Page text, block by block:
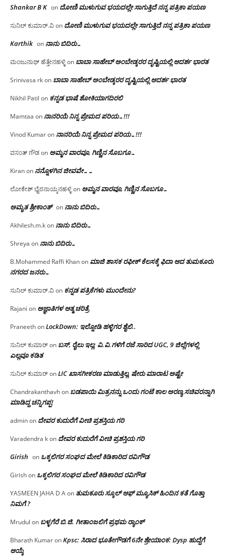
Shankar B K on ದೋಣಿ ಮುಳುಗುವ ಭಯದಲ್ಲೇ ಸಾಗುತ್ತಿದೆ ನನ್ನ ಪತ್ರಿಕಾ ಪಯಣ
ಸುನಿಲ್ ಕುಮಾರ್.ವಿon ದೋಣಿ ಮುಳುಗುವ ಭಯದಲ್ಲೇ ಸಾಗುತ್ತಿದೆ ನನ್ನ ಪತ್ರಿಕಾ ಪಯಣ
Karthik on ನಾನು ಬಿದಿರು…
ಮಂಜುನಾಥ್ ಹೆತ್ತೇನಹಳ್ಳಿon ಬಾಬಾ ಸಾಹೇಬ್ ಅಂಬೇಡ್ಕರರ ದೃಷ್ಟಿಯಲ್ಲಿ ಆದರ್ಶ ಭಾರತ
Srinivasa rkon ಬಾಬಾ ಸಾಹೇಬ್ ಅಂಬೇಡ್ಕರರ ದೃಷ್ಟಿಯಲ್ಲಿ ಆದರ್ಶ ಭಾರತ
Nikhil Patil on ಕನ್ನಡ ಭಾಷೆ ಶೋಕಿಯಾಗದಿರಲಿ
Mamtaa on ನಾನರಿಯೆ ನಿನ್ನ ಪ್ರೇಮದ ಪರಿಯ…!!!
Vinod Kumaron ನಾನರಿಯೆ ನಿನ್ನ ಪ್ರೇಮದ ಪರಿಯ…!!!
ವಸಂತ್ ಗೌಡon ಅಮ್ಮನ ವಾರವೂ, ಗಿಣ್ಣಿನ ಸೊಬಗೂ…
Kiranon ನನ್ನೊಳಗಿನ ಜೀವವೇ……
ಲೋಕೇಶ್ ಭೈರನಾಯ್ಕನಹಳ್ಳಿon ಅಮ್ಮನ ವಾರವೂ, ಗಿಣ್ಣಿನ ಸೊಬಗೂ…
ಅಮೃತ ಶ್ರೀಕಾಂತ್ on ನಾನು ಬಿದಿರು…
Akhilesh.m.kon ನಾನು ಬಿದಿರು…
Shreya on ನಾನು ಬಿದಿರು…
B.Mohammed Raffi Khanon ಮಾಜಿ ಶಾಸಕ ರಫೀಕ್ ಕೆಲಸಕ್ಕೆ ಫಿದಾ ಆದ ತುಮಕೂರು
ನಗರದ ಜನರು…
ಸುನಿಲ್ ಕುಮಾರ್.ವಿon ಕನ್ನಡ ಪತ್ರಿಕೆಗಳು ಮುಂದೇನು?
Rajani on ಅಜ್ಞಾತಿಗಳ ಆತ್ಮ ಚರಿತ್ರೆ
PraneethonLockDown: ಇಲ್ನೋಡಿ ಹಳ್ಳಿಗರ ಶೈಲಿ..
ಸುನಿಲ್ ಕುಮಾರ್on ಬಸ್, ರೈಲು ಇಲ್ಲ; ವಿ.ವಿ.ಗಳಿಗೆ ರಜೆ ಸಾರಿದ UGC, 9 ಜಿಲ್ಲೆಗಳಲ್ಲಿ
ಎಲ್ಲವೂ ಕಡಿತ
ಸುನಿಲ್ ಕುಮಾರ್onLIC ಖಾಸಗೀಕರಣ ಮಾಡುತ್ತಿಲ್ಲ, ಷೇರು ಮಾರಾಟ ಅಷ್ಟೇ
Chandrakanthavhon ಬಡಪಾಯಿ ಮಿತ್ರನನ್ನು ಒಂದು ಗಂಟೆ ಕಾಲ ಅರಣ್ಯ ಸಚಿವರನ್ನಾಗಿ
ಮಾಡಿದ್ದ ಚನ್ನಿಗಪ್ಪ!
adminon ದೇವರ ಕುದುರೆಗೆ ವೀಚಿ ಪ್ರಶಸ್ತಿಯ ಗರಿ
Varadendra kon ದೇವರ ಕುದುರೆಗೆ ವೀಚಿ ಪ್ರಶಸ್ತಿಯ ಗರಿ
Girish on ಒಕ್ಕಲಿಗರ ಸಂಘದ ಮೇಲೆ ಕಿಡಿಕಾರಿದ ರವಿಗೌಡ
Girishon ಒಕ್ಕಲಿಗರ ಸಂಘದ ಮೇಲೆ ಕಿಡಿಕಾರಿದ ರವಿಗೌಡ
YASMEEN JAHA D Aon ತುಮಕೂರು ಸ್ಕೂಲ್ ಆಫ್ ಮ್ಯೂಸಿಕ್ ಹಿಂದಿನ ಕತೆ ಗೊತ್ತಾ
ನಿಮಗೆ ?
Mrudul on ಬಳ್ಳಗೆರೆ ಬಿ.ಜಿ. ಗೀತಾಂಜಲಿಗೆ ಪ್ರಥಮ ರ‌್ಯಾಂಕ್
Bharath KumaronKpsc: ಸಿರಾದ ಭೂತೇಗೌಡಗೆ 6ನೇ ಶ್ರೇಯಾಂಕ: Dysp ಹುದ್ದೆಗೆ
ಆಯ್ಕೆ